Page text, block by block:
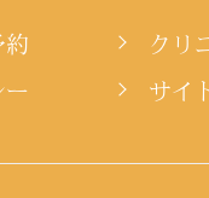
約 クリ
ー サイ